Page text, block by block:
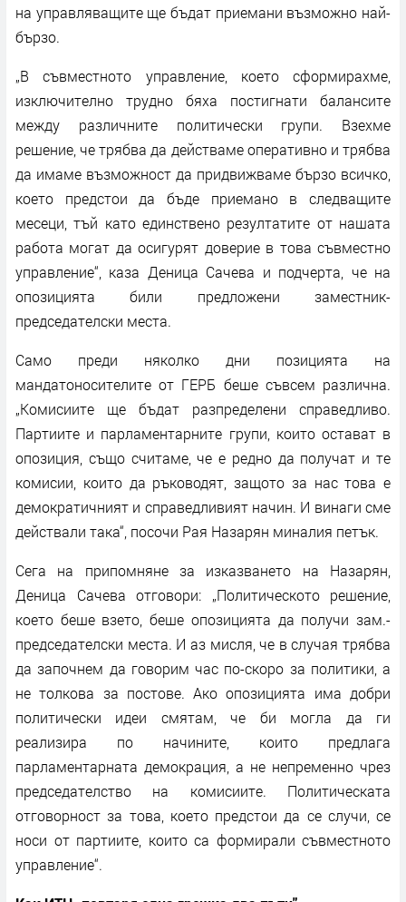
на управляващите ще бъдат приемани възможно най-
бързо.
„В съвместното управление, което сформирахме,
изключително трудно бяха постигнати балансите
между различните политически групи. Взехме
решение, че трябва да действаме оперативно и трябва
да имаме възможност да придвижваме бързо всичко,
което предстои да бъде приемано в следващите
месеци, тъй като единствено резултатите от нашата
работа могат да осигурят доверие в това съвместно
управление“, каза Деница Сачева и подчерта, че на
опозицията били предложени заместник-
председателски места.
Само преди няколко дни позицията на
мандатоносителите от ГЕРБ беше съвсем различна.
„Комисиите ще бъдат разпределени справедливо.
Партиите и парламентарните групи, които остават в
опозиция, също считаме, че е редно да получат и те
комисии, които да ръководят, защото за нас това е
демократичният и справедливият начин. И винаги сме
действали така“, посочи Рая Назарян миналия петък.
Сега на припомняне за изказването на Назарян,
Деница Сачева отговори: „Политическото решение,
което беше взето, беше опозицията да получи зам.-
председателски места. И аз мисля, че в случая трябва
да започнем да говорим час по-скоро за политики, а
не толкова за постове. Ако опозицията има добри
политически идеи смятам, че би могла да ги
реализира по начините, които предлага
парламентарната демокрация, а не непременно чрез
председателство на комисиите. Политическата
отговорност за това, което предстои да се случи, се
носи от партиите, които са формирали съвместното
управление“.